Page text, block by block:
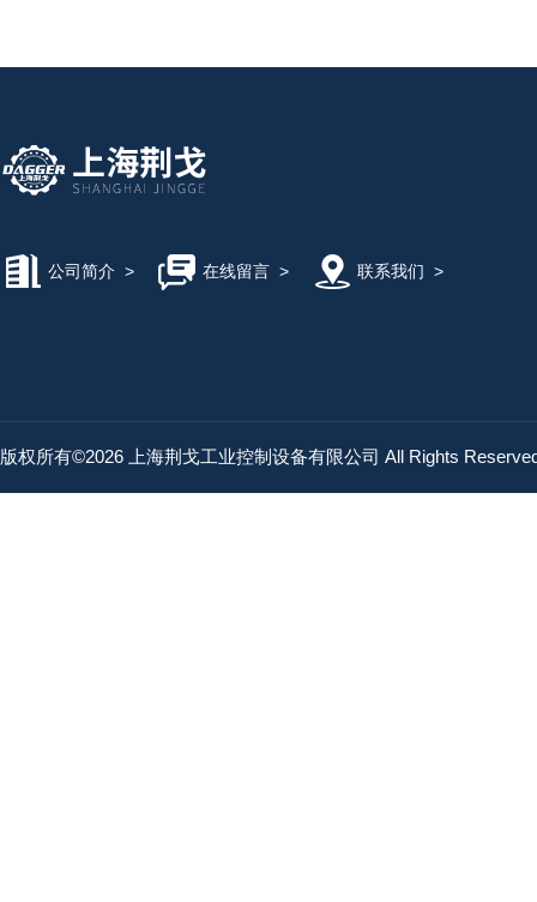
公司简介 > 在线留言> 联系我们 >
版权所有©2026 上海荆戈工业控制设备有限公司 All Rights